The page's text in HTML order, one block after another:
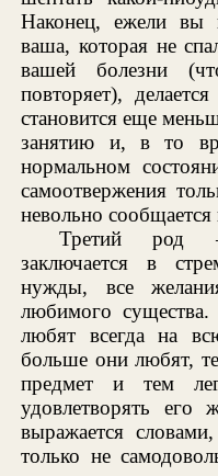
Наконец, ежели вы
ваша, которая не
вашей болезни
повторяет),
становится еще
занятию и, в то
нормальном
самоотвержения
невольно
Третий
заключается в
нужды, все
любимого
любят всегда на
больше они любят,
предмет и тем
удовлетворять
выражается
только не